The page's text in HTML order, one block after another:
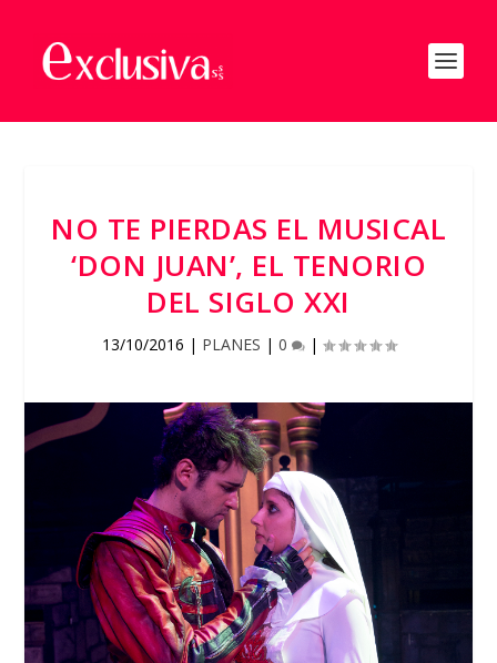
NO TE PIERDAS EL MUSICAL
‘DON JUAN’, EL TENORIO
DEL SIGLO XXI
13/10/2016 | PLANES | 0 |